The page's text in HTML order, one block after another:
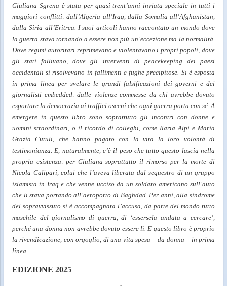
Giuliana Sgrena è stata per quasi trent’anni inviata speciale in tutti i
maggiori conflitti: dall’Algeria all’Iraq, dalla Somalia all’Afghanistan,
dalla Siria all’Eritrea. I suoi articoli hanno raccontato un mondo dove
la guerra stava tornando a essere non più un’eccezione ma la normalità.
Dove regimi autoritari reprimevano e violentavano i propri popoli, dove
gli stati fallivano, dove gli interventi di peacekeeping dei paesi
occidentali si risolvevano in fallimenti e fughe precipitose. Si è esposta
in prima linea per svelare le grandi falsificazioni dei governi e dei
giornalisti embedded: dalle violenze commesse da chi avrebbe dovuto
esportare la democrazia ai traffici osceni che ogni guerra porta con sé. A
emergere in questo libro sono soprattutto gli incontri con donne e
uomini straordinari, o il ricordo di colleghi, come Ilaria Alpi e Maria
Grazia Cutuli, che hanno pagato con la vita la loro volontà di
testimonianza. E, naturalmente, c’è il peso che tutto questo lascia nella
propria esistenza: per Giuliana soprattutto il rimorso per la morte di
Nicola Calipari, colui che l’aveva liberata dal sequestro di un gruppo
islamista in Iraq e che venne ucciso da un soldato americano sull’auto
che li stava portando all’aeroporto di Baghdad. Per anni, alla sindrome
del sopravvissuto si è accompagnata l’accusa, da parte del mondo tutto
maschile del giornalismo di guerra, di ‘essersela andata a cercare’,
perché una donna non avrebbe dovuto essere lì. E questo libro è proprio
la rivendicazione, con orgoglio, di una vita spesa – da donna – in prima
linea.
EDIZIONE 2025